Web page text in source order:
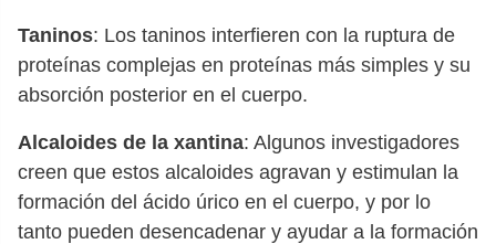
Taninos: Los taninos interfieren con la ruptura de
proteínas complejas en proteínas más simples y su
absorción posterior en el cuerpo.
Alcaloides de la xantina: Algunos investigadores
creen que estos alcaloides agravan y estimulan la
formación del ácido úrico en el cuerpo, y por lo
tanto pueden desencadenar y ayudar a la formación